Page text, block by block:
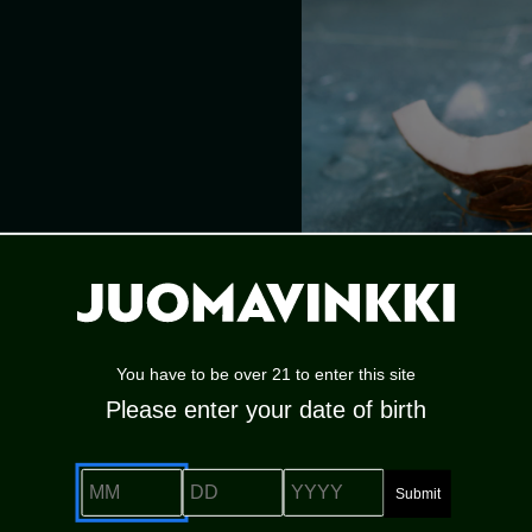
MENETELMÄ
You have to be over 21 to enter this site
Please enter your date of birth
MM DD YYYY